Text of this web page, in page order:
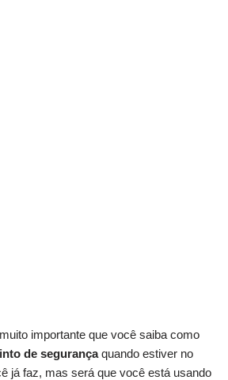
importante que você saiba como
de segurançaquando estiver no
já faz, mas será que você está usando